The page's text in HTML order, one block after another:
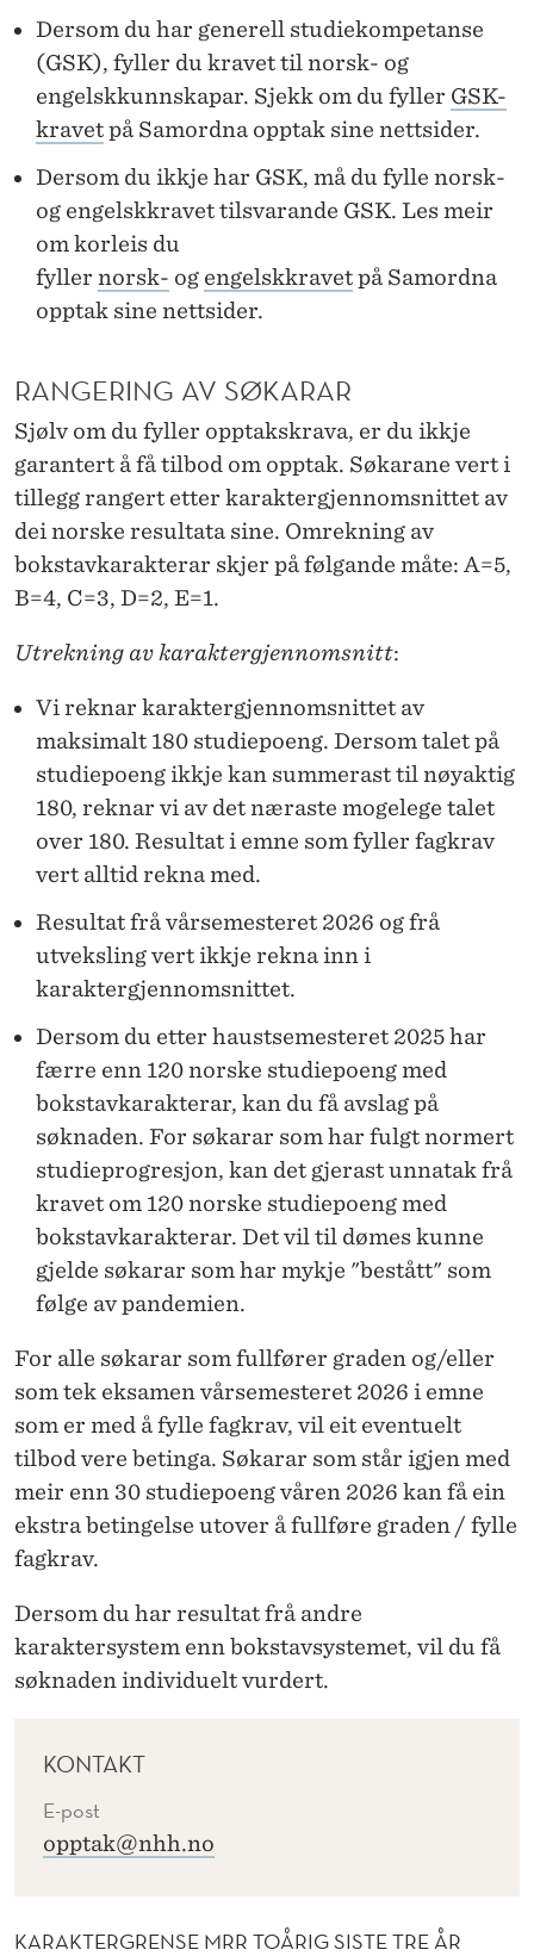
Dersom du har generell studiekompetanse
(GSK), fyller du kravet til norsk- og
engelskkunnskapar. Sjekk om du fyller GSK-
kravetpå Samordna opptak sine nettsider.
Dersom du ikkje har GSK, må du fylle norsk-
og engelskkravet tilsvarande GSK. Les meir
om korleis du
fyller norsk- og engelskkravetpå Samordna
opptak sine nettsider.
RANGERING AV SØKARAR
Sjølv om du fyller opptakskrava, er du ikkje
garantert å få tilbod om opptak. Søkarane vert i
tillegg rangert etter karaktergjennomsnittet av
dei norske resultata sine. Omrekning av
bokstavkarakterar skjer på følgande måte: A=5,
B=4, C=3, D=2, E=1.
Utrekning av karaktergjennomsnitt:
Vi reknar karaktergjennomsnittet av
maksimalt 180 studiepoeng. Dersom talet på
studiepoeng ikkje kan summerast til nøyaktig
180, reknar vi av det næraste mogelege talet
over 180. Resultat i emne som fyller fagkrav
vert alltid rekna med.
Resultat frå vårsemesteret 2026 og frå
utveksling vert ikkje rekna inn i
karaktergjennomsnittet.
Dersom du etter haustsemesteret 2025 har
færre enn 120 norske studiepoeng med
bokstavkarakterar, kan du få avslag på
søknaden. For søkarar som har fulgt normert
studieprogresjon, kan det gjerast unnatak frå
kravet om 120 norske studiepoeng med
bokstavkarakterar. Det vil til dømes kunne
gjelde søkarar som har mykje "bestått" som
følge av pandemien.
For alle søkarar som fullfører graden og/eller
som tek eksamen vårsemesteret 2026 i emne
som er med å fylle fagkrav, vil eit eventuelt
tilbod vere betinga. Søkarar som står igjen med
meir enn 30 studiepoeng våren 2026 kan få ein
ekstra betingelse utover å fullføre graden / fylle
fagkrav.
Dersom du har resultat frå andre
karaktersystem enn bokstavsystemet, vil du få
søknaden individuelt vurdert.
KONTAKT
E-post
opptak@nhh.no
KARAKTERGRENSE MRR TOÅRIG SISTE TRE ÅR